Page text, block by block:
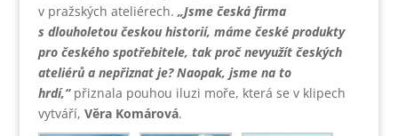
v pražských ateliérech. „Jsme česká firma
s dlouholetou českou historií, máme české produkty
pro českého spotřebitele, tak proč nevyužít českých
ateliérů a nepřiznat je? Naopak, jsme na to
hrdí,“přiznala pouhou iluzi moře, která se v klipech
vytváří, Věra Komárová.